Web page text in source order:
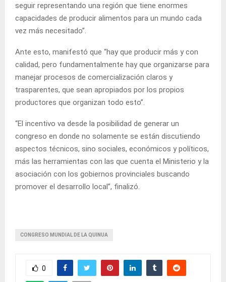
seguir representando una región que tiene enormes
capacidades de producir alimentos para un mundo cada
vez más necesitado”.
Ante esto, manifestó que “hay que producir más y con
calidad, pero fundamentalmente hay que organizarse para
manejar procesos de comercialización claros y
trasparentes, que sean apropiados por los propios
productores que organizan todo esto”.
“El incentivo va desde la posibilidad de generar un
congreso en donde no solamente se están discutiendo
aspectos técnicos, sino sociales, económicos y políticos,
más las herramientas con las que cuenta el Ministerio y la
asociación con los gobiernos provinciales buscando
promover el desarrollo local”, finalizó.
CONGRESO MUNDIAL DE LA QUINUA
0